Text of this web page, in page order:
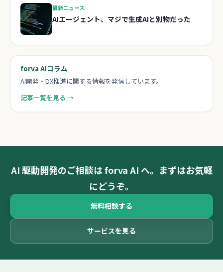
最新ニュース
AIエージェント、マジで生成AIと別物だった
forva AIコラム
AI開発・DX推進に関する情報を発信しています。
記事一覧を見る →
AI 駆動開発のご相談は forva AI へ。まずはお気軽
にどうぞ。
無料相談する
サービスを見る